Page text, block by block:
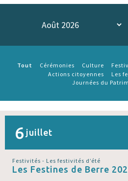
Tout Cérémonies Culture
Actions citoyennes
Les
Journées du
6 juillet
Festivités - Les festivités d’été
Les Festines de Berre